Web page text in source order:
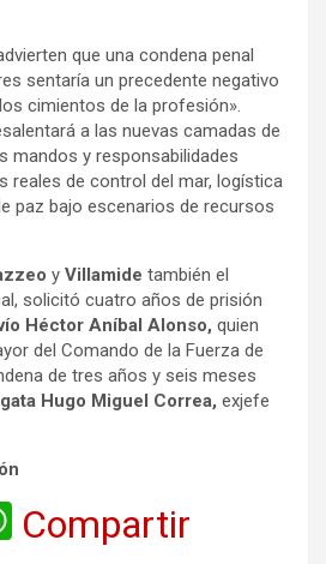
que una condena penal
sentaría un precedente negativo
cimientos de la profesión».
a las nuevas camadas de
mandos y responsabilidades
reales de control del mar, logística
paz bajo escenarios de recursos
y Villamide también el
solicitó cuatro años de prisión
Héctor Aníbal Alonso, quien
del Comando de la Fuerza de
de tres años y seis meses
Hugo Miguel Correa, exjefe
W
Compartir